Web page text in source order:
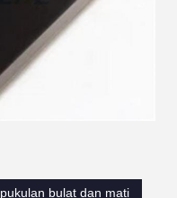
pukulan bulat dan mati